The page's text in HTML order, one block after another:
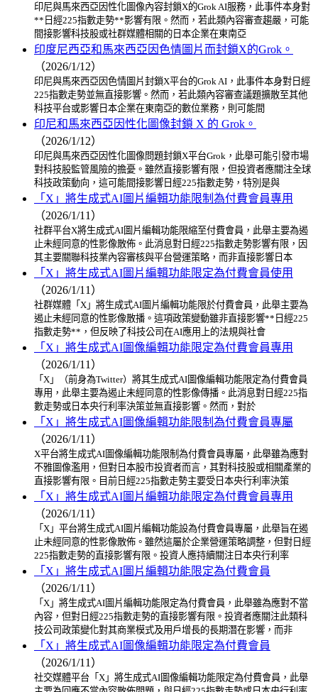
印尼與馬來西亞因性化圖像內容封鎖X的Grok AI服務，此事件本身對
**日經225指數走勢**影響有限。然而，若此類內容審查趨嚴，可能
間接影響科技股或社群媒體相關的日本企業在東南亞
印度尼西亞和馬來西亞因色情圖片而封鎖X的Grok。
（2026/1/12）
印尼與馬來西亞因色情圖片封鎖X平台的Grok AI，此事件本身對日經
225指數走勢並無直接影響。然而，若此類內容審查議題擴散至其他
科技平台或影響日本企業在東南亞的數位業務，則可能間
印尼和馬來西亞因性化圖像封鎖 X 的 Grok。
（2026/1/12）
印尼與馬來西亞因性化圖像問題封鎖X平台Grok，此舉可能引發市場
對科技股監管風險的擔憂。雖然直接影響有限，但投資者應關注全球
科技政策動向，這可能間接影響日經225指數走勢，特別是與
「X」將生成式AI圖片編輯功能限制為付費會員專用
（2026/1/11）
社群平台X將生成式AI圖片編輯功能限縮至付費會員，此舉主要為遏
止未經同意的性影像散佈。此消息對日經225指數走勢影響有限，因
其主要關聯科技業內容審核與平台營運策略，而非直接影響日本
「X」將生成式AI圖片編輯功能限定為付費會員使用
（2026/1/11）
社群媒體「X」將生成式AI圖片編輯功能限於付費會員，此舉主要為
遏止未經同意的性影像散播。這項政策變動雖非直接影響**日經225
指數走勢**，但反映了科技公司在AI應用上的法規與社會
「X」將生成式AI圖像編輯功能限定為付費會員專用
（2026/1/11）
「X」（前身為Twitter）將其生成式AI圖像編輯功能限定為付費會員
專用，此舉主要為遏止未經同意的性影像傳播。此消息對日經225指
數走勢或日本央行利率決策並無直接影響。然而，對於
「X」將生成式AI圖像編輯功能限制為付費會員專屬
（2026/1/11）
X平台將生成式AI圖像編輯功能限制為付費會員專屬，此舉雖為應對
不雅圖像濫用，但對日本股市投資者而言，其對科技股或相關產業的
直接影響有限。目前日經225指數走勢主要受日本央行利率決策
「X」將生成式AI圖片編輯功能限定為付費會員專用
（2026/1/11）
「X」平台將生成式AI圖片編輯功能設為付費會員專屬，此舉旨在遏
止未經同意的性影像散佈。雖然這屬於企業營運策略調整，但對日經
225指數走勢的直接影響有限。投資人應持續關注日本央行利率
「X」將生成式AI圖片編輯功能限定為付費會員
（2026/1/11）
「X」將生成式AI圖片編輯功能限定為付費會員，此舉雖為應對不當
內容，但對日經225指數走勢的直接影響有限。投資者應關注此類科
技公司政策變化對其商業模式及用戶增長的長期潛在影響，而非
「X」將生成式AI圖像編輯功能限定為付費會員
（2026/1/11）
社交媒體平台「X」將生成式AI圖像編輯功能限定為付費會員，此舉